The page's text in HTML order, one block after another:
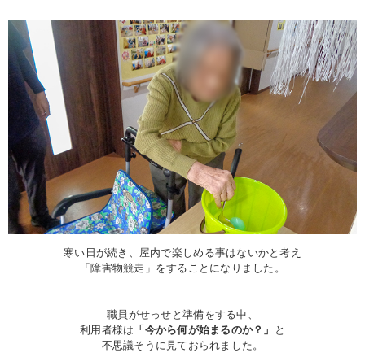
寒い日が続き、屋内で楽しめる事はないかと考え
「障害物競走」をすることになりました。
職員がせっせと準備をする中、
利用者様は 「今から何が始まるのか？」
と
不思議そうに見ておられました。